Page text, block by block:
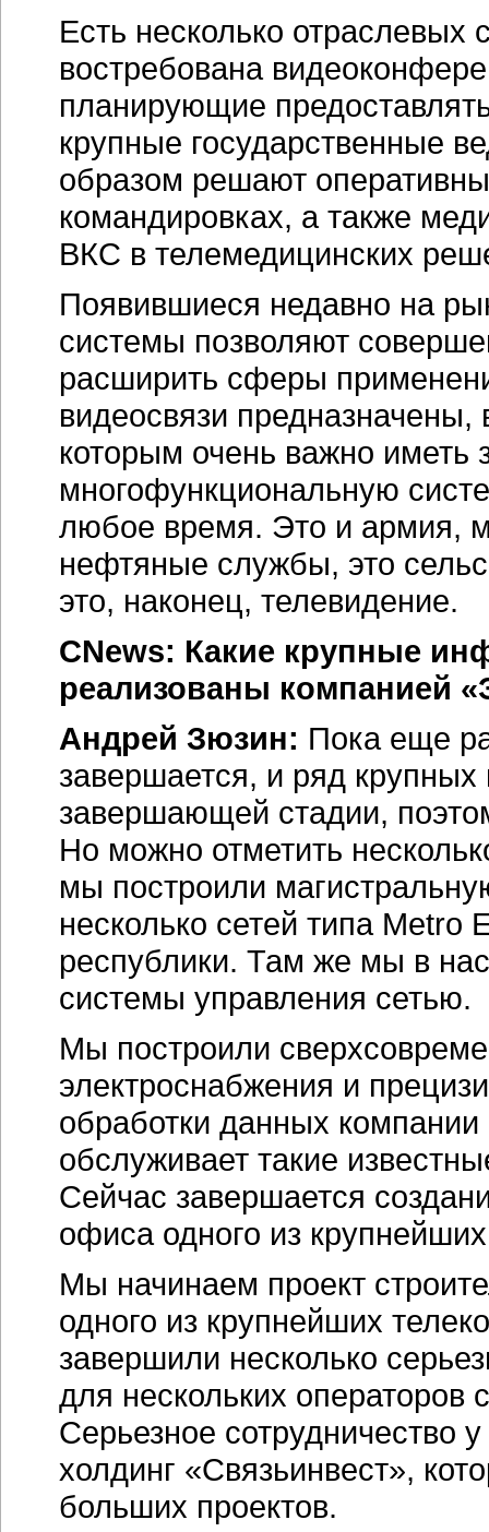
Есть несколько отраслевых
востребована
планирующие
крупные государственные
образом решают
командировках, а также
ВКС в телемедицинских
Появившиеся недавно на
системы позволяют
расширить сферы
видеосвязи
которым очень важно
многофункциональную
любое время. Это и армия,
нефтяные службы, это
это, наконец, телевидение.
CNews: Какие крупные
реализованы компанией
Андрей Зюзин: Пока еще
завершается, и ряд
завершающей стадии,
Но можно отметить
мы построили
несколько сетей типа Metro
республики. Там же мы в
системы управления сетью.
Мы построили
электроснабжения и
обработки данных
обслуживает такие
Сейчас завершается
офиса одного из
Мы начинаем проект
одного из крупнейших
завершили несколько
для нескольких операторов
Серьезное сотрудничество
холдинг «Связьинвест»,
больших проектов.